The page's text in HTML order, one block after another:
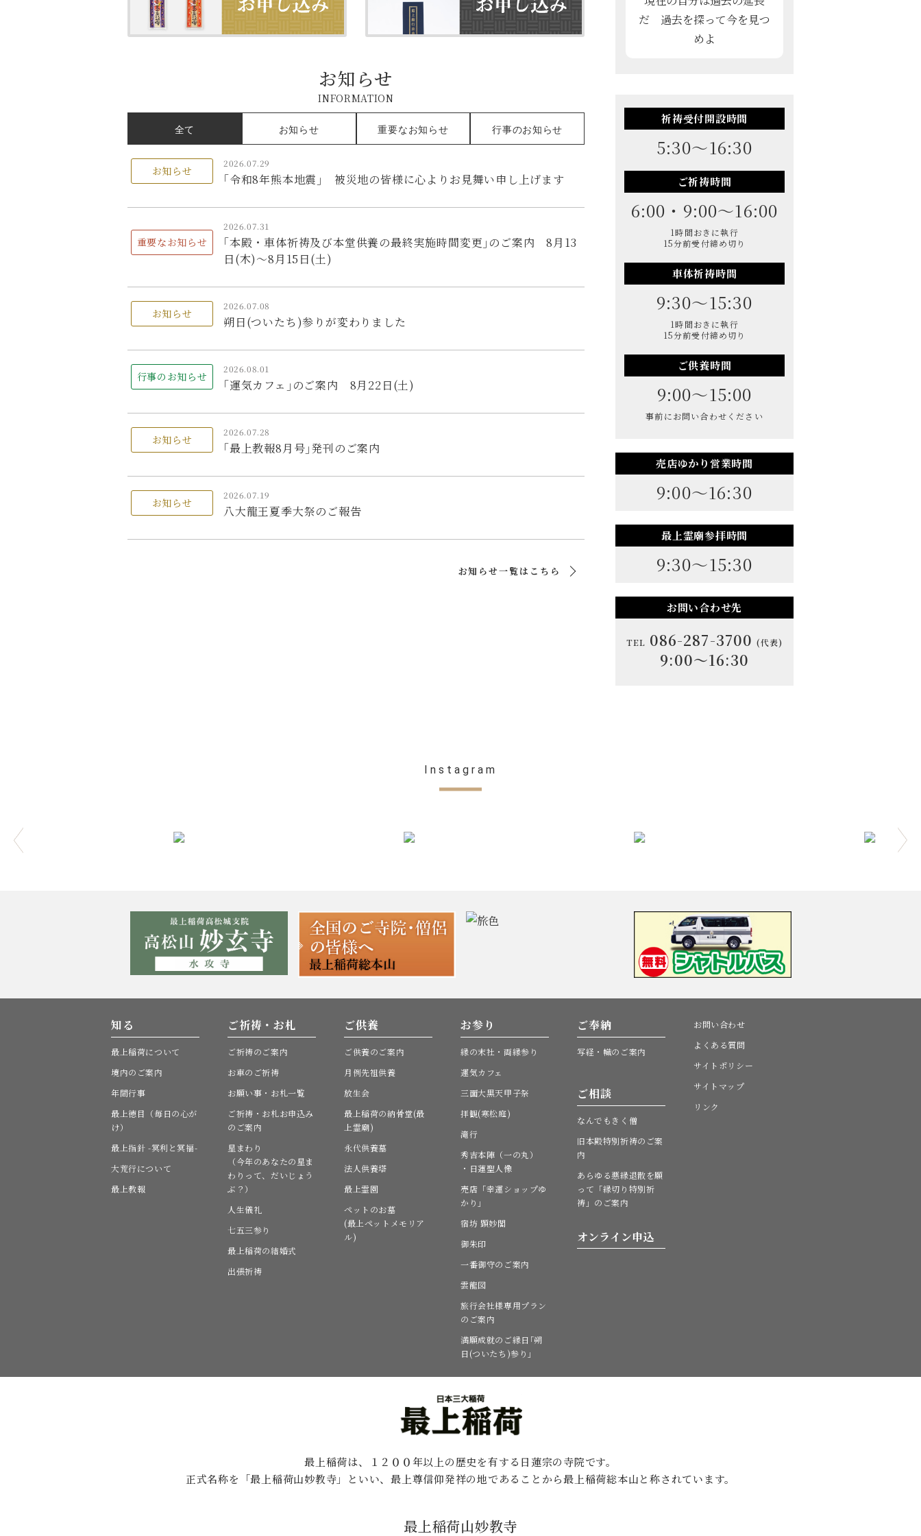
お知らせ
INFORMATION
全て お知らせ 重要なお知らせ 行事のお知らせ
お知らせ
2026.07.29
｢令和8年熊本地震｣ 被災地の皆様に心よりお見舞い申し上げます
重要なお知らせ
2026.07.31
｢本殿・車体祈祷及び本堂供養の最終実施時間変更｣のご案内 8月13
日(木)～8月15日(土)
お知らせ
2026.07.08
朔日(ついたち)参りが変わりました
行事のお知らせ
2026.08.01
｢運気カフェ｣のご案内 8月22日(土)
お知らせ
2026.07.28
｢最上教報8月号｣発刊のご案内
お知らせ
2026.07.19
八大龍王夏季大祭のご報告
お知らせ一覧はこちら
だ 過去を探って今を見つ
めよ
祈祷受付開設時間
5:30～16:30
ご祈祷時間
6:00・9:00～16:00
1時間おきに執行
15分前受付締め切り
車体祈祷時間
9:30～15:30
1時間おきに執行
15分前受付締め切り
ご供養時間
9:00～15:00
事前にお問い合わせください
売店ゆかり営業時間
9:00～16:30
最上霊廟参拝時間
9:30～15:30
お問い合わせ先
TEL 086-287-3700 (代表)
9:00～16:30
Instagram
知る
最上稲荷について
境内のご案内
年間行事
最上徳目（毎日の心が
け）
最上指針 -冥利と冥福-
大荒行について
最上教報
ご祈祷・お札
ご祈祷のご案内
お車のご祈祷
お願い事・お札一覧
ご祈祷・お札お申込み
のご案内
星まわり
（今年のあなたの星ま
わりって、だいじょう
ぶ？）
人生儀礼
七五三参り
最上稲荷の結婚式
出張祈祷
ご供養
ご供養のご案内
月例先祖供養
放生会
最上稲荷の納骨堂(最
上霊廟)
永代供養墓
法人供養塔
最上霊園
ペットのお墓
(最上ペットメモリア
ル)
お参り
縁の末社・両縁参り
運気カフェ
三面大黒天甲子祭
拝観(寒松庭)
滝行
秀吉本陣（一の丸）
・日蓮聖人像
売店「幸運ショップゆ
かり」
宿坊 顕妙閣
御朱印
一番御守のご案内
雲龍図
旅行会社様専用プラン
のご案内
満願成就のご縁日｢朔
日(ついたち)参り｣
ご奉納
写経・幟のご案内
ご相談
なんでもきく僧
旧本殿特別祈祷のご案
内
あらゆる悪縁退散を願
って「縁切り特別祈
祷」のご案内
オンライン申込
お問い合わせ
よくある質問
サイトポリシー
サイトマップ
リンク
最上稲荷は、１２００年以上の歴史を有する 日蓮宗の寺院です。
正式名称を「最上稲荷山妙教寺」といい、最上尊信仰発祥の地であることから最上稲荷総本山と称されています。
最上稲荷山妙教寺